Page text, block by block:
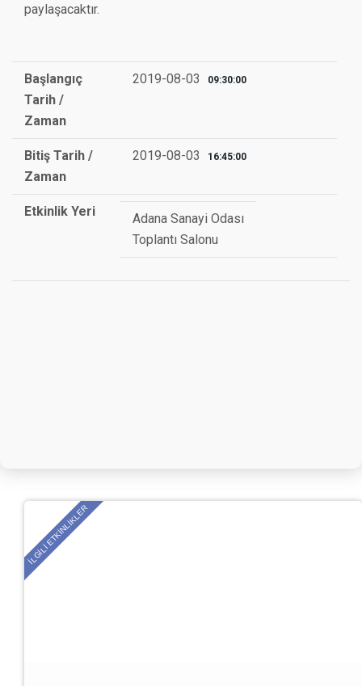
paylaşacaktır.
Başlangıç
Tarih /
Zaman
2019-08-03 09:30:00
Bitiş Tarih /
Zaman
2019-08-03 16:45:00
Etkinlik Yeri
Adana Sanayi Odası
Toplantı Salonu
İLGILI ETKİNLİKLER